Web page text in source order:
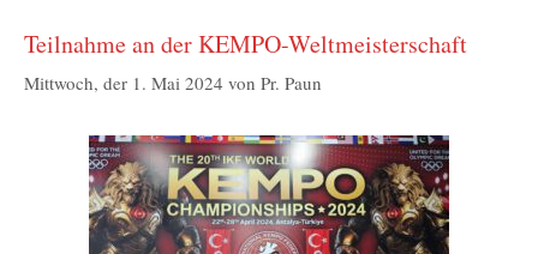
Teilnahme an der KEMPO-Weltmeisterschaft
Mittwoch, der 1. Mai 2024 von Pr. Paun